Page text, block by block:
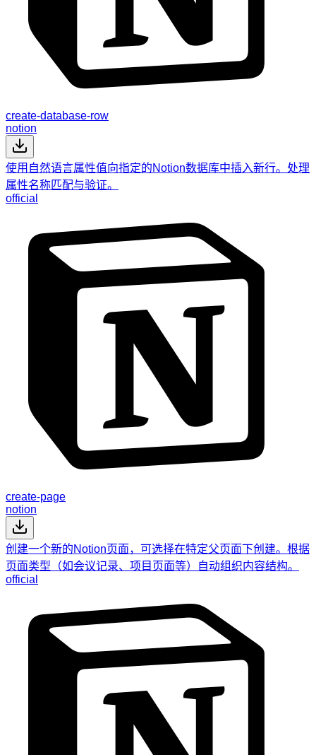
create-database-row
notion
使用自然语言属性值向指定的Notion数据库中插入新行。处理
属性名称匹配与验证。
official
create-page
notion
创建一个新的Notion页面，可选择在特定父页面下创建。根据
页面类型（如会议记录、项目页面等）自动组织内容结构。
official